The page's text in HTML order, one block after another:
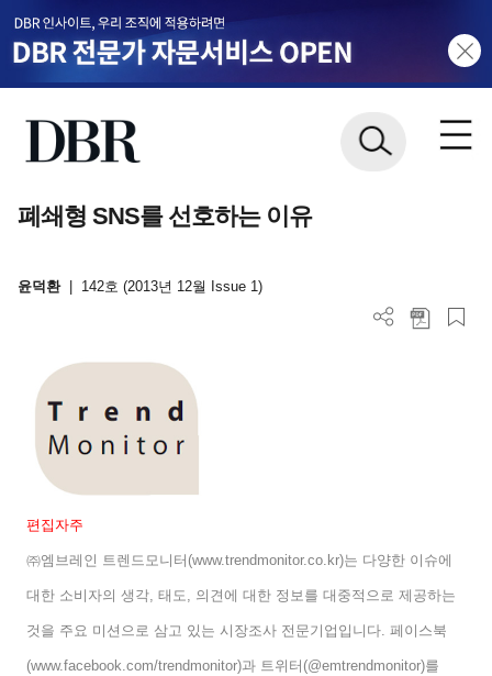
폐쇄형 SNS를 선호하는 이유
윤덕환 142호 (2013년 12월 Issue 1)
편집자주
㈜엠브레인 트렌드모니터 (www.trendmonitor.co.kr)는 다양한 이슈에
대한 소비자의 생각,태도, 의견에 대한 정보를 대중적으로 제공하는
것을 주요 미션으로 삼고 있는 시장조사 전문기업입니다.페이스북
(www.facebook.com/trendmonitor)과 트위터 (@emtrendmonitor)를